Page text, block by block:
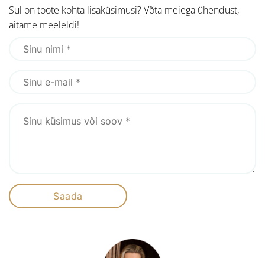
Sul on toote kohta lisaküsimusi? Võta meiega ühendust,
aitame meeleldi!